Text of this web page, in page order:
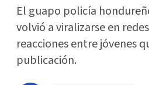
El guapo policía
volvió a viralizarse en
reacciones entre jóvenes
publicación.